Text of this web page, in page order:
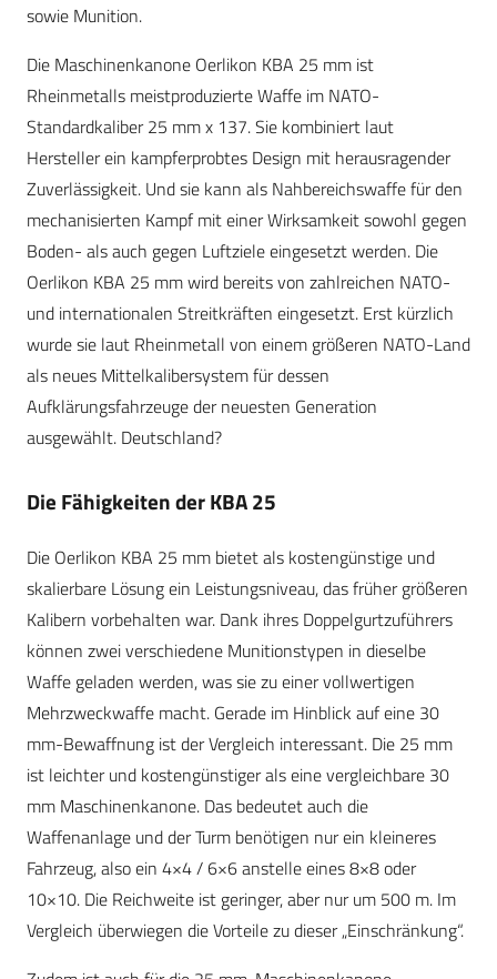
sowie Munition.
Die Maschinenkanone Oerlikon KBA 25 mm ist
Rheinmetalls meistproduzierte Waffe im NATO-
Standardkaliber 25 mm x 137. Sie kombiniert laut
Hersteller ein kampferprobtes Design mit herausragender
Zuverlässigkeit. Und sie kann als Nahbereichswaffe für den
mechanisierten Kampf mit einer Wirksamkeit sowohl gegen
Boden- als auch gegen Luftziele eingesetzt werden. Die
Oerlikon KBA 25 mm wird bereits von zahlreichen NATO-
und internationalen Streitkräften eingesetzt. Erst kürzlich
wurde sie laut Rheinmetall von einem größeren NATO-Land
als neues Mittelkalibersystem für dessen
Aufklärungsfahrzeuge der neuesten Generation
ausgewählt. Deutschland?
Die Fähigkeiten der KBA 25
Die Oerlikon KBA 25 mm bietet als kostengünstige und
skalierbare Lösung ein Leistungsniveau, das früher größeren
Kalibern vorbehalten war. Dank ihres Doppelgurtzuführers
können zwei verschiedene Munitionstypen in dieselbe
Waffe geladen werden, was sie zu einer vollwertigen
Mehrzweckwaffe macht. Gerade im Hinblick auf eine 30
mm-Bewaffnung ist der Vergleich interessant. Die 25 mm
ist leichter und kostengünstiger als eine vergleichbare 30
mm Maschinenkanone. Das bedeutet auch die
Waffenanlage und der Turm benötigen nur ein kleineres
Fahrzeug, also ein 4×4 / 6×6 anstelle eines 8×8 oder
10×10. Die Reichweite ist geringer, aber nur um 500 m. Im
Vergleich überwiegen die Vorteile zu dieser „Einschränkung“.